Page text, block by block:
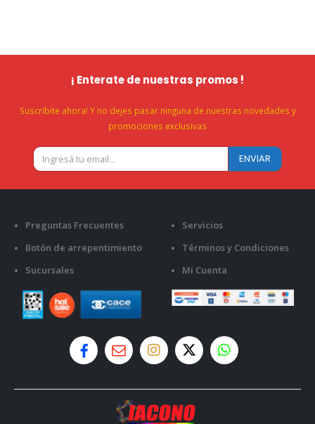
¡ Enterate de nuestras promos !
Suscribite ahora! Y no dejes pasar ninguna de nuestras novedades y
promociones exclusivas
Preguntas Frecuentes
Botón de arrepentimiento
Sucursales
Servicios
Términos y Condiciones
Mi Cuenta